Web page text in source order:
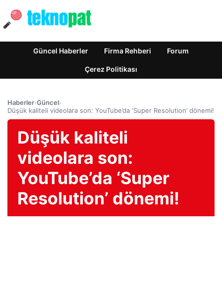
Güncel Haberler Firma Rehberi Forum
Çerez Politikası
Haberler›Güncel›
Düşük kaliteli videolara son: YouTube’da ‘Super Resolution’ dönemi!
Düşük kaliteli
videolara son:
YouTube’da ‘Super
Resolution’ dönemi!